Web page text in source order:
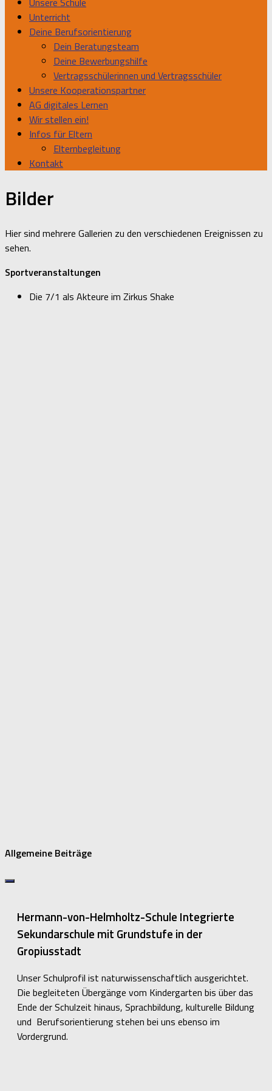
Unterricht
Deine Berufsorientierung
Dein Beratungsteam
Deine Bewerbungshilfe
Vertragsschülerinnen und Vertragsschüler
Unsere Kooperationspartner
AG digitales Lernen
Wir stellen ein!
Infos für Eltern
Elternbegleitung
Kontakt
Bilder
Hier sind mehrere Gallerien zu den verschiedenen Ereignissen zu
sehen.
Sportveranstaltungen
Die 7/1 als Akteure im Zirkus Shake
Allgemeine Beiträge
Hermann-von-Helmholtz-Schule Integrierte
Sekundarschule mit Grundstufe in der
Gropiusstadt
Unser Schulprofil ist naturwissenschaftlich ausgerichtet.
Die begleiteten Übergänge vom Kindergarten bis über das
Ende der Schulzeit hinaus, Sprachbildung, kulturelle Bildung
und Berufsorientierung stehen bei uns ebenso im
Vordergrund.